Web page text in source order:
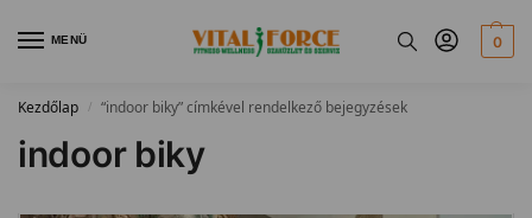
MENÜ 0
Kezdőlap / “indoor biky” címkével rendelkező bejegyzések
indoor biky